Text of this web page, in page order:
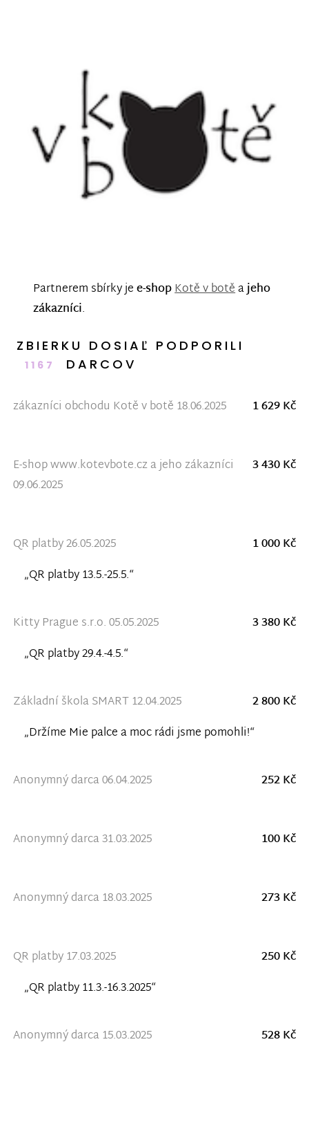
Partnerem sbírky jee-shopKotě v botěajeho
zákazníci.
ZBIERKU DOSIAĽ PODPORILI
1167 DARCOV
zákazníci obchodu Kotě v botě 18.06.2025 1 629 Kč
E-shop www.kotevbote.cz a jeho zákazníci
09.06.2025
3 430 Kč
QR platby 26.05.2025
1 000 Kč
„QR platby 13.5.-25.5.“
Kitty Prague s.r.o. 05.05.2025
3 380 Kč
„QR platby 29.4.-4.5.“
Základní škola SMART 12.04.2025
2 800 Kč
„Držíme Mie palce a moc rádi jsme pomohli!“
Anonymný darca 06.04.2025 252 Kč
Anonymný darca 31.03.2025 100 Kč
Anonymný darca 18.03.2025 273 Kč
QR platby 17.03.2025
250 Kč
„QR platby 11.3.-16.3.2025“
Anonymný darca 15.03.2025 528 Kč